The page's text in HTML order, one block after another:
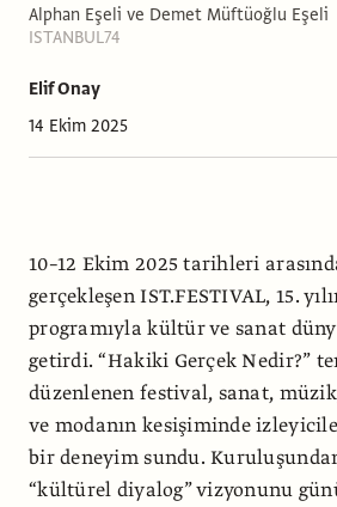
Elif Onay
14 Ekim 2025
Alphan Eşeli ve Demet Müftüoğlu Eşeli
ISTANBUL74
10–12 Ekim 2025 tarihleri
gerçekleşen IST.FESTIVAL, 15.
programıyla kültür ve sanat
getirdi. “Hakiki Gerçek Nedir?”
düzenlenen festival, sanat,
ve modanın kesişiminde
bir deneyim sundu. Kuruluşundan
“kültürel diyalog” vizyonunu